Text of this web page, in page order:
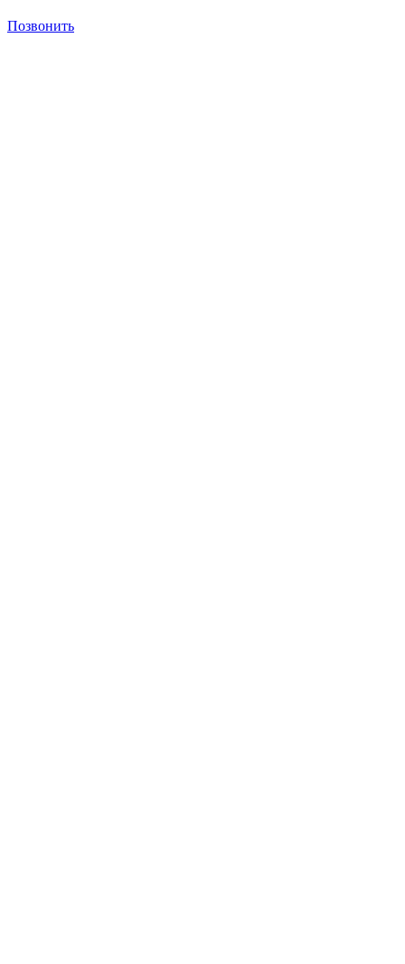
Позвонить